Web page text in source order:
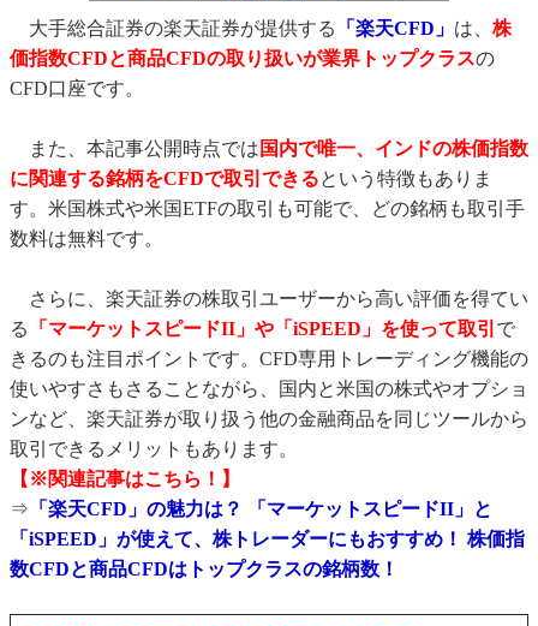
大手総合証券の楽天証券が提供する 「楽天CFD」 は、 株
価指数CFDと商品CFDの取り扱いが業界トップクラスの
CFD口座です。
また、本記事公開時点では 国内で唯一、インドの株価指数
に関連する銘柄をCFDで取引できるという特徴もありま
す。米国株式や米国ETFの取引も可能で、どの銘柄も取引手
数料は無料です。
さらに、楽天証券の株取引ユーザーから高い評価を得てい
る
「マーケットスピードII」や「iSPEED」を使って取引 で
きるのも注目ポイントです。CFD専用トレーディング機能の
使いやすさもさることながら、国内と米国の株式やオプショ
ンなど、楽天証券が取り扱う他の金融商品を同じツールから
取引できるメリットもあります。
【※関連記事はこちら！】
⇒ 「楽天CFD」の魅力は？ 「マーケットスピードII」と
「iSPEED」が使えて、株トレーダーにもおすすめ！ 株価指
数CFDと商品CFDはトップクラスの銘柄数！